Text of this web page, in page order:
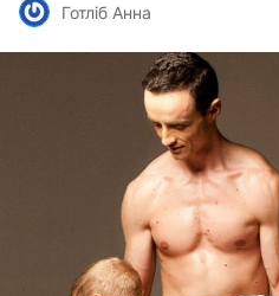
Готліб Анна